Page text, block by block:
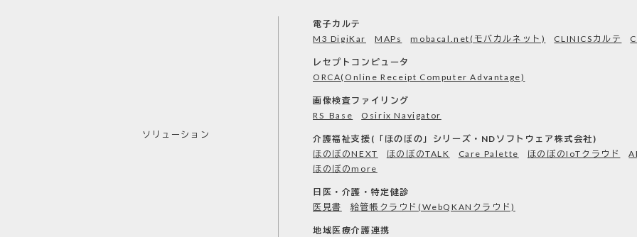
ソリューション
電子カルテ
M3 DigiKar
MAPs mobacal.net(モバカルネット) CLINICSカルテ
レセプトコンピュータ
ORCA(Online Receipt Computer Advantage)
画像検査ファイリング
RS_Base
Osirix Navigator
介護福祉支援(「ほのぼの」シリーズ・NDソフトウェア株式会社)
ほのぼのNEXT
ほのぼのTALK Care Palette ほのぼのIoTクラウド
ほのぼのmore
日医・介護・特定健診
医見書
給管帳クラウド(WebQKANクラウド)
地域医療介護連携